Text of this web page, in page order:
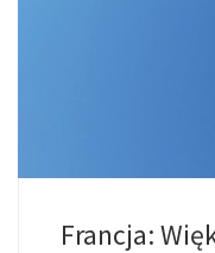
Minister Zdrowia
Francja: